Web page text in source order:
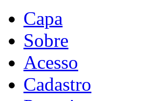
Capa
Sobre
Acesso
Cadastro